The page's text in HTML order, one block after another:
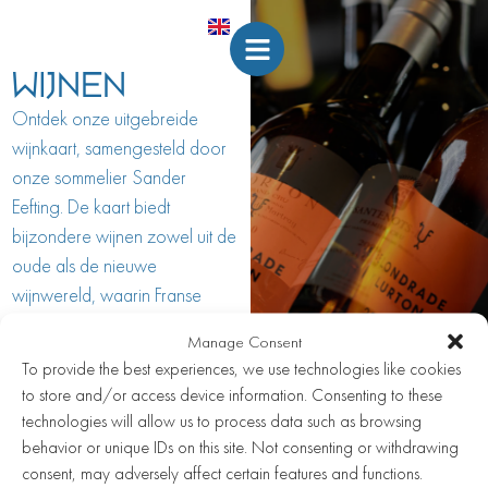
Manage Consent
To provide the best experiences, we use technologies like cookies
to store and/or access device information. Consenting to these
technologies will allow us to process data such as browsing
behavior or unique IDs on this site. Not consenting or withdrawing
consent, may adversely affect certain features and functions.
WIJNEN
Ontdek onze uitgebreide
wijnkaart, samengesteld door
onze sommelier Sander
Eefting. De kaart biedt
bijzondere wijnen zowel uit de
oude als de nieuwe
wijnwereld, waarin Franse
Visaandeschelde werkt samen
met gerenommeerde
wijnhuizen. Onze sommelier
schenkt ook graag passende
wijnen bij uw gerechten voor